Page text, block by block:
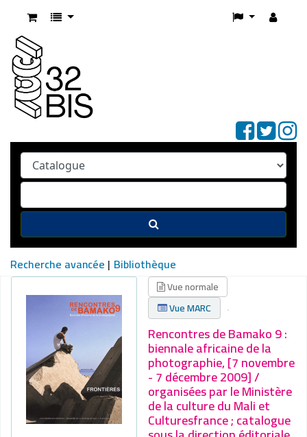
Recherche avancée Bibliothèque
Vue normale
Vue MARC
Rencontres de Bamako 9 :
biennale africaine de la
photographie, [7 novembre
- 7 décembre 2009] /
organisées par le Ministère
de la culture du Mali et
Culturesfrance ; catalogue